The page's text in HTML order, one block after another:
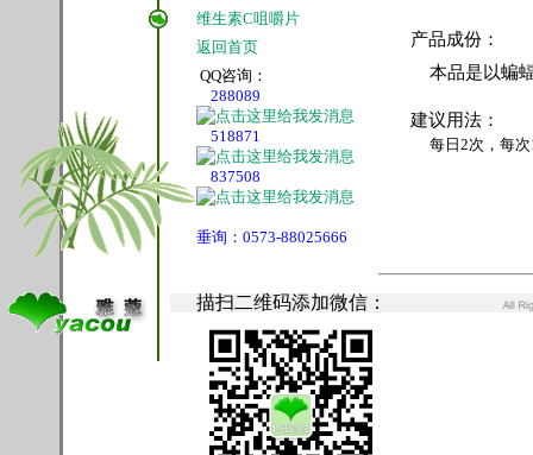
维生素C咀嚼片
返回首页
QQ咨询：
288089
518871
837508
垂询：0573-88025666
描扫二维码添加微信：
产品成份：
本品是以蝙
建议用法：
每日2次，每